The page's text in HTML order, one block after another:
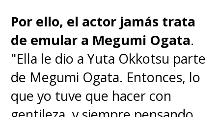
- Mejor Ending
"Comedy" por Gen Hoshino,
SPY x FAMILY
Nominados:
Por ello, el actor jamás trata
de emular a Megumi Ogata.
"Ella le dio a Yuta Okkotsu parte
de Megumi Ogata. Entonces, lo
que yo tuve que hacer con